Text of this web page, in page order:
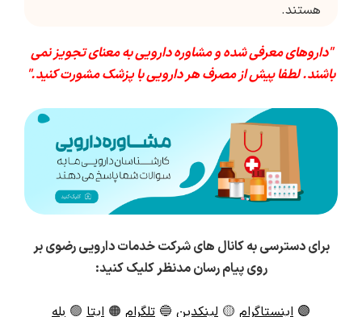
هستند.
"داروهای معرفی شده و مشاوره دارویی به معنای تجویز نمی
باشند. لطفا پیش از مصرف هر دارویی با پزشک مشورت کنید."
برای دسترسی به کانال های شرکت خدمات دارویی رضوی بر
روی پیام رسان مدنظر کلیک کنید:
🟣 اینستاگرام 🟡 لینکدین 🔵 تلگرام 🟠 ایتا 🟢 بله